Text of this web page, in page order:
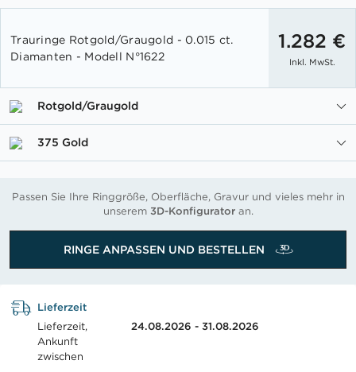
der
Bildgalerie
Trauringe Rotgold/Graugold - 0.015 ct.
Diamanten - Modell N°1622
1.282 €
Inkl. MwSt.
Rotgold/Graugold
375 Gold
Passen Sie Ihre Ringgröße, Oberfläche, Gravur und vieles mehr in
unserem 3D-Konfiguratoran.
RINGE ANPASSEN UND BESTELLEN
Lieferzeit
Lieferzeit,
Ankunft
zwischen
24.08.2026 - 31.08.2026